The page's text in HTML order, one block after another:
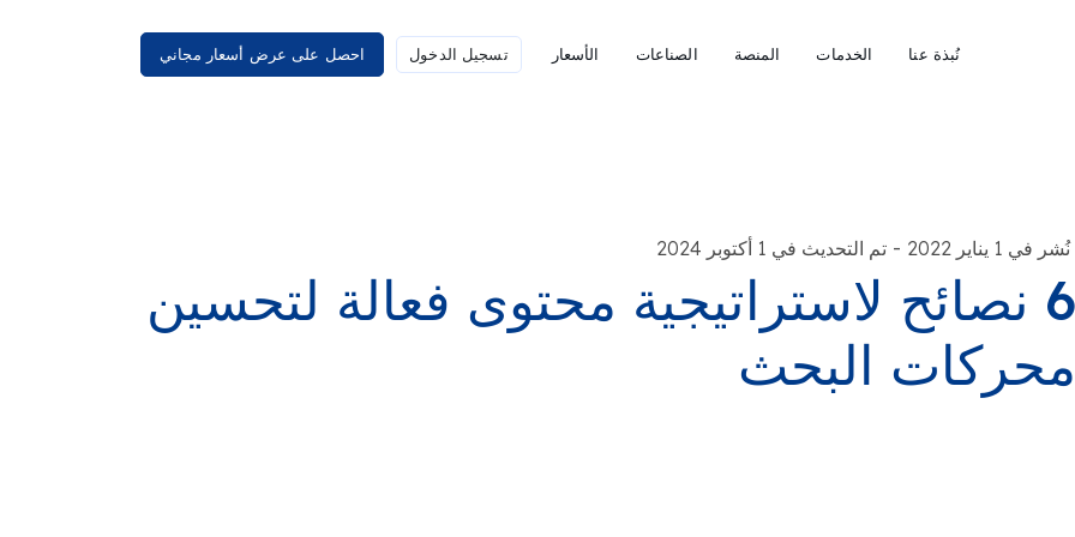
نُبذة عنا الخدمات المنصة الصناعات الأسعار تسجيل الدخول احصل على عرض أسعار مجاني
نُشر في 1 يناير 2022 - تم التحديث في 1 أكتوبر 2024
6 نصائح لاستراتيجية محتوى فعالة لتحسين
محركات البحث